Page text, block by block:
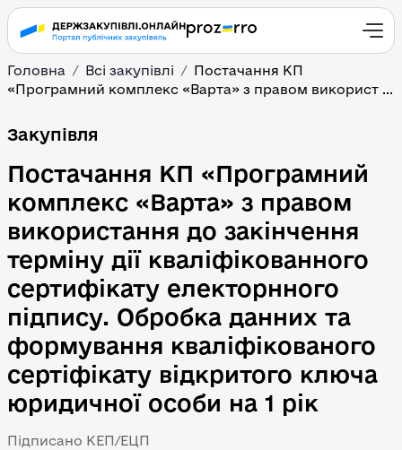
Головна Всі закупівлі
Постачання КП
«Програмний комплекс «Варта» з правом використ ...
Постачання КП
Закупівля
Постачання КП «Програмний
комплекс «Варта» з правом
використання до закінчення
терміну дії кваліфікованного
сертифікату електорнного
підпису. Обробка данних та
формування кваліфікованого
сертіфікату відкритого ключа
юридичної особи на 1 рік
Підписано КЕП/ЕЦП